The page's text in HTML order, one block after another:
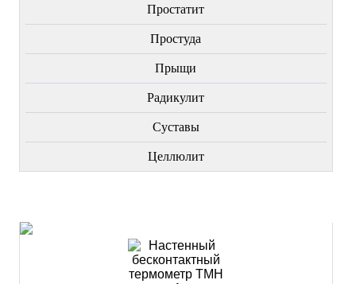
Простатит
Простуда
Прыщи
Радикулит
Суставы
Целлюлит